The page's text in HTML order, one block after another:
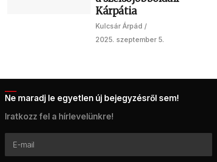
Kárpátia
Kulcsár Árpád
2025. szeptember 5.
Ne maradj le egyetlen új bejegyzésről sem!
Iratkozz fel a hírlevelünkre!